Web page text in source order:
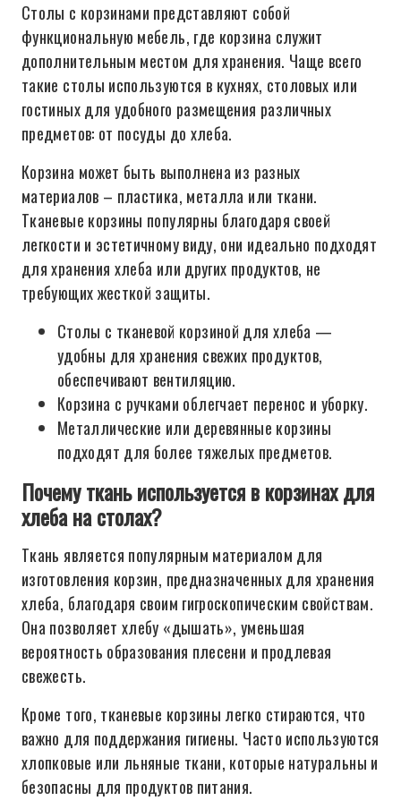
Столы с корзинами представляют собой
функциональную мебель, где корзина служит
дополнительным местом для хранения. Чаще всего
такие столы используются в кухнях, столовых или
гостиных для удобного размещения различных
предметов: от посуды до хлеба.
Корзина может быть выполнена из разных
материалов – пластика, металла или ткани.
Тканевые корзины популярны благодаря своей
легкости и эстетичному виду, они идеально подходят
для хранения хлеба или других продуктов, не
требующих жесткой защиты.
Столы с тканевой корзиной для хлеба —
удобны для хранения свежих продуктов,
обеспечивают вентиляцию.
Корзина с ручками облегчает перенос и уборку.
Металлические или деревянные корзины
подходят для более тяжелых предметов.
Почему ткань используется в корзинах для
хлеба на столах?
Ткань является популярным материалом для
изготовления корзин, предназначенных для хранения
хлеба, благодаря своим гигроскопическим свойствам.
Она позволяет хлебу «дышать», уменьшая
вероятность образования плесени и продлевая
свежесть.
Кроме того, тканевые корзины легко стираются, что
важно для поддержания гигиены. Часто используются
хлопковые или льняные ткани, которые натуральны и
безопасны для продуктов питания.